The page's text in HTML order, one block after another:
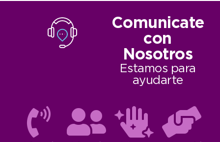
Comunicate
con
Nosotros
Estamos para
ayudarte